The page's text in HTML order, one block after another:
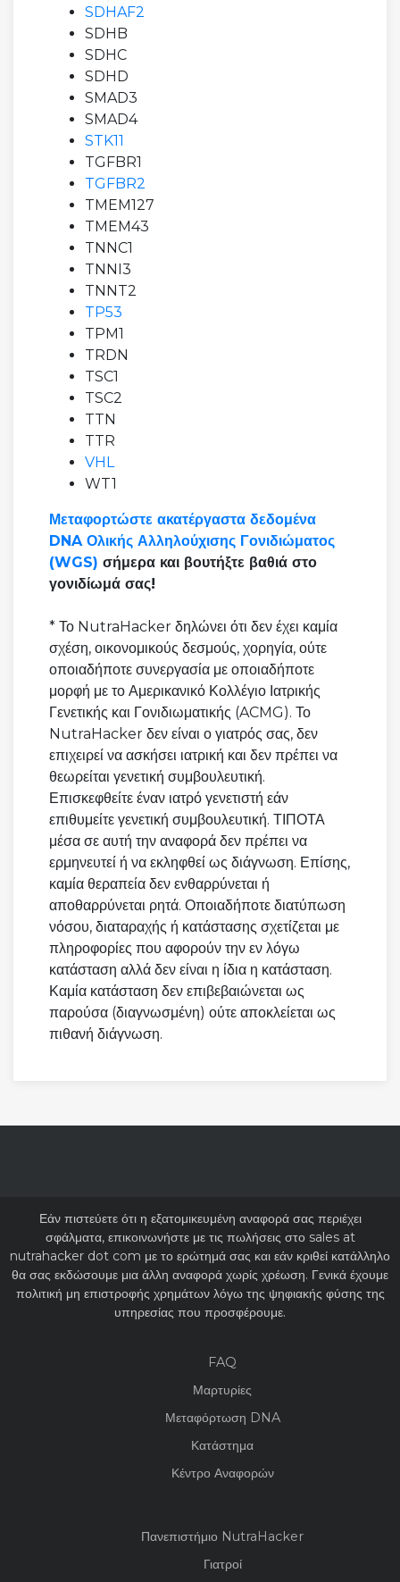
SDHAF2
SDHB
SDHC
SDHD
SMAD3
SMAD4
STK11
TGFBR1
TGFBR2
TMEM127
TMEM43
TNNC1
TNNI3
TNNT2
TP53
TPM1
TRDN
TSC1
TSC2
TTN
TTR
VHL
WT1
Μεταφορτώστε ακατέργαστα δεδομένα
DNA Ολικής Αλληλούχισης Γονιδιώματος
(WGS) σήμερα και βουτήξτε βαθιά στο
γονιδίωμά σας!
* Το NutraHacker δηλώνει ότι δεν έχει καμία
σχέση, οικονομικούς δεσμούς, χορηγία, ούτε
οποιαδήποτε συνεργασία με οποιαδήποτε
μορφή με το Αμερικανικό Κολλέγιο Ιατρικής
Γενετικής και Γονιδιωματικής (ACMG). Το
NutraHacker δεν είναι ο γιατρός σας, δεν
επιχειρεί να ασκήσει ιατρική και δεν πρέπει να
θεωρείται γενετική συμβουλευτική.
Επισκεφθείτε έναν ιατρό γενετιστή εάν
επιθυμείτε γενετική συμβουλευτική. ΤΙΠΟΤΑ
μέσα σε αυτή την αναφορά δεν πρέπει να
ερμηνευτεί ή να εκληφθεί ως διάγνωση. Επίσης,
καμία θεραπεία δεν ενθαρρύνεται ή
αποθαρρύνεται ρητά. Οποιαδήποτε διατύπωση
νόσου, διαταραχής ή κατάστασης σχετίζεται με
πληροφορίες που αφορούν την εν λόγω
κατάσταση αλλά δεν είναι η ίδια η κατάσταση.
Καμία κατάσταση δεν επιβεβαιώνεται ως
παρούσα (διαγνωσμένη) ούτε αποκλείεται ως
πιθανή διάγνωση.
Εάν πιστεύετε ότι η εξατομικευμένη αναφορά σας περιέχει
σφάλματα, επικοινωνήστε με τις πωλήσεις στο sales at
nutrahacker dot com με το ερώτημά σας και εάν κριθεί κατάλληλο
θα σας εκδώσουμε μια άλλη αναφορά χωρίς χρέωση. Γενικά έχουμε
πολιτική μη επιστροφής χρημάτων λόγω της ψηφιακής φύσης της
υπηρεσίας που προσφέρουμε.
FAQ
Μαρτυρίες
Μεταφόρτωση DNA
Κατάστημα
Κέντρο Αναφορών
Πανεπιστήμιο NutraHacker
Γιατροί